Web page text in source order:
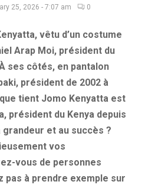
25, 2026 - 7:07 am 0
vêtu d’un costume
Arap Moi, président du
ses côtés, en pantalon
président de 2002 à
tient Jomo Kenyatta est
président du Kenya depuis
grandeur et au succès ?
vos
vous de personnes
pas à prendre exemple sur